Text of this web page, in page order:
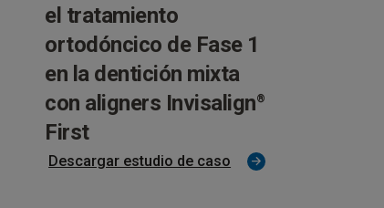
el tratamiento
ortodóncico de Fase 1
en la dentición mixta
con aligners Invisalign®
First
Descargar estudio de caso